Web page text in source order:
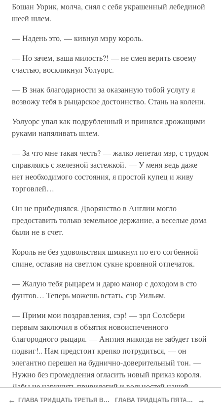
Бошан Уорик, молча, снял с себя украшенный лебединой
шеей шлем.
— Надень это, — кивнул мэру король.
— Но зачем, ваша милость?! — не смея верить своему
счастью, воскликнул Уолуорс.
— В знак благодарности за оказанную тобой услугу я
возвожу тебя в рыцарское достоинство. Стань на колени.
Уолуорс упал как подрубленный и принялся дрожащими
руками напяливать шлем.
— За что мне такая честь? — жалко лепетал мэр, с трудом
справляясь с железной застежкой. — У меня ведь даже
нет необходимого состояния, я простой купец и живу
торговлей…
Он не прибеднялся. Дворянство в Англии могло
предоставить только земельное держание, а веселые дома
были не в счет.
Король не без удовольствия шмякнул по его согбенной
спине, оставив на светлом сукне кровяной отпечаток.
— Жалую тебя рыцарем и дарю манор с доходом в сто
фунтов… Теперь можешь встать, сэр Уильям.
— Прими мои поздравления, сэр! — эрл Солсбери
первым заключил в объятия новоиспеченного
благородного рыцаря. — Англия никогда не забудет твой
подвиг!.. Нам предстоит крепко потрудиться, — он
элегантно перешел на буднично-доверительный тон. —
Нужно без промедления огласить новый приказ короля.
Дабы не нарушить привилегий и вольностей нашей
столицы, я бы хотел обсудить с тобой проект.
← ГЛАВА ТРИДЦАТЬ ТРЕТЬЯ ВЕСТМИНСТЕРСКИЙ СОБОР ГЛАВА ТРИДЦАТЬ ПЯТАЯ ОГНЕННЫЙ САПОЖОК →